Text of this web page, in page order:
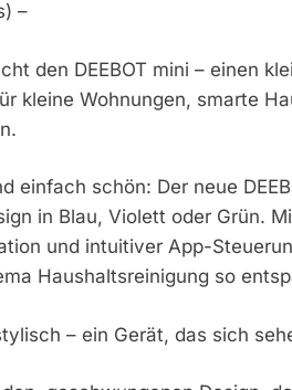
–
den DEEBOT mini – einen
kleine Wohnungen, smarte
einfach schön: Der neue
in Blau, Violett oder Grün.
und intuitiver App-
Haushaltsreinigung so
– ein Gerät, das sich